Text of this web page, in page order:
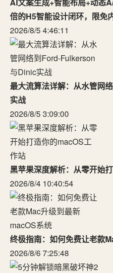
倍的H5智能设计闭环，限免
2026/8/5 4:46:11
最大流算法详解：从水管网
实战
2026/8/5 3:09:00
黑苹果深度解析：从零开始
2026/8/4 10:40:54
终极指南：如何免费让老款
2026/8/6 7:25:48